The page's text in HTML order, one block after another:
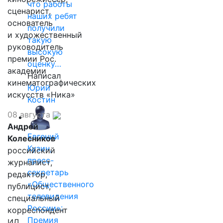
что работы
наших ребят
получили
такую
высокую
оценку…
Написал
Юрий
Костин
Евгений
Кузин,
пресс-
секретарь
«Общественного
телевидения
России»:
Премия
сценарист,
основатель
и художественный
руководитель
премии Рос.
академии
кинематографических
искусств «Ника»
08 августа
Андрей
Колесников
российский
журналист,
редактор,
публицист,
специальный
корреспондент